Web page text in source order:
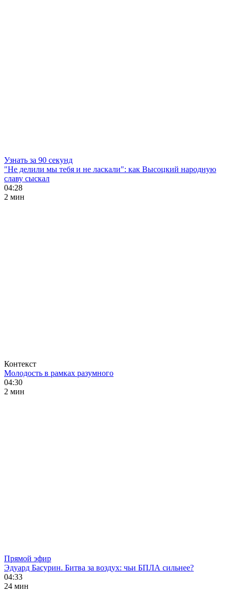
Узнать за 90 секунд
"Не делили мы тебя и не ласкали": как Высоцкий народную
славу сыскал
04:28
2 мин
Контекст
Молодость в рамках разумного
04:30
2 мин
Прямой эфир
Эдуард Басурин. Битва за воздух: чьи БПЛА сильнее?
04:33
24 мин